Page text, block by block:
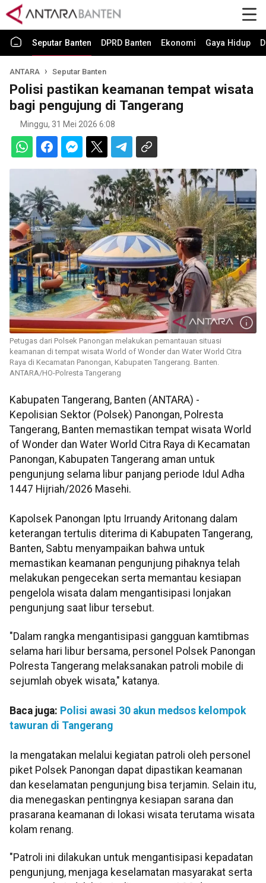
Seputar Banten DPRD Banten Ekonomi Gaya Hidup
ANTARA Seputar Banten
Polisi pastikan keamanan tempat wisata
bagi pengujung di Tangerang
Minggu, 31 Mei 2026 6:08
Petugas dari Polsek Panongan melakukan pemantauan situasi
keamanan di tempat wisata World of Wonder dan Water World Citra
Raya di Kecamatan Panongan, Kabupaten Tangerang. Banten.
ANTARA/HO-Polresta Tangerang
Kabupaten Tangerang, Banten (ANTARA) -
Kepolisian Sektor (Polsek) Panongan, Polresta
Tangerang, Banten memastikan tempat wisata World
of Wonder dan Water World Citra Raya di Kecamatan
Panongan, Kabupaten Tangerang aman untuk
pengunjung selama libur panjang periode Idul Adha
1447 Hijriah/2026 Masehi.
Kapolsek Panongan Iptu Irruandy Aritonang dalam
keterangan tertulis diterima di Kabupaten Tangerang,
Banten, Sabtu menyampaikan bahwa untuk
memastikan keamanan pengunjung pihaknya telah
melakukan pengecekan serta memantau kesiapan
pengelola wisata dalam mengantisipasi lonjakan
pengunjung saat libur tersebut.
"Dalam rangka mengantisipasi gangguan kamtibmas
selama hari libur bersama, personel Polsek Panongan
Polresta Tangerang melaksanakan patroli mobile di
sejumlah obyek wisata," katanya.
Baca juga: Polisi awasi 30 akun medsos kelompok
tawuran di Tangerang
Ia mengatakan melalui kegiatan patroli oleh personel
piket Polsek Panongan dapat dipastikan keamanan
dan keselamatan pengunjung bisa terjamin. Selain itu,
dia menegaskan pentingnya kesiapan sarana dan
prasarana keamanan di lokasi wisata terutama wisata
kolam renang.
"Patroli ini dilakukan untuk mengantisipasi kepadatan
pengunjung, menjaga keselamatan masyarakat serta